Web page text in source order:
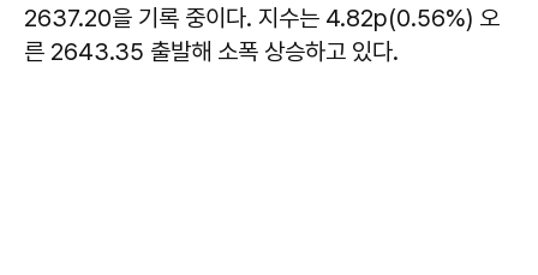
2637.20을 기록 중이다. 지수는 4.82p(0.56%) 오
른 2643.35 출발해 소폭 상승하고 있다.